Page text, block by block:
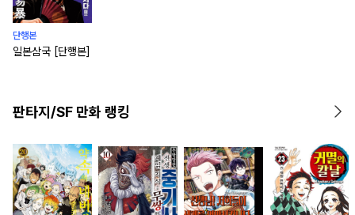
단행본
일본삼국 [단행본]
판타지/SF 만화 랭킹